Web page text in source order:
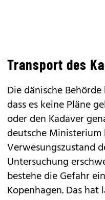
Transport des
Die dänische
dass es keine Pläne
oder den Kadaver
deutsche
Verwesungszustand
Untersuchung
bestehe die Gefahr
Kopenhagen. Das